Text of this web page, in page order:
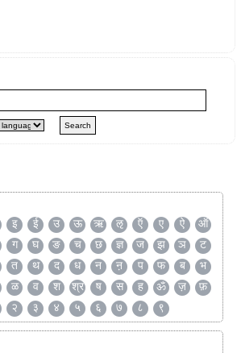
इ ई उ ऊ ऋ ऌ ऍ ए ऐ
ऑ
ग घ ङ च छ ज्ञ ज झ ञ
ट
त थ द ध न ऩ प फ ब
भ
ळ व श श्र ष स ह ॐ ज़
फ़
२ ३ ४ ५ ६ ७ ८ ९